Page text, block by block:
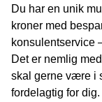
Du har en unik
kroner med
konsulentservice
Det er nemlig
skal gerne være i
fordelagtig for